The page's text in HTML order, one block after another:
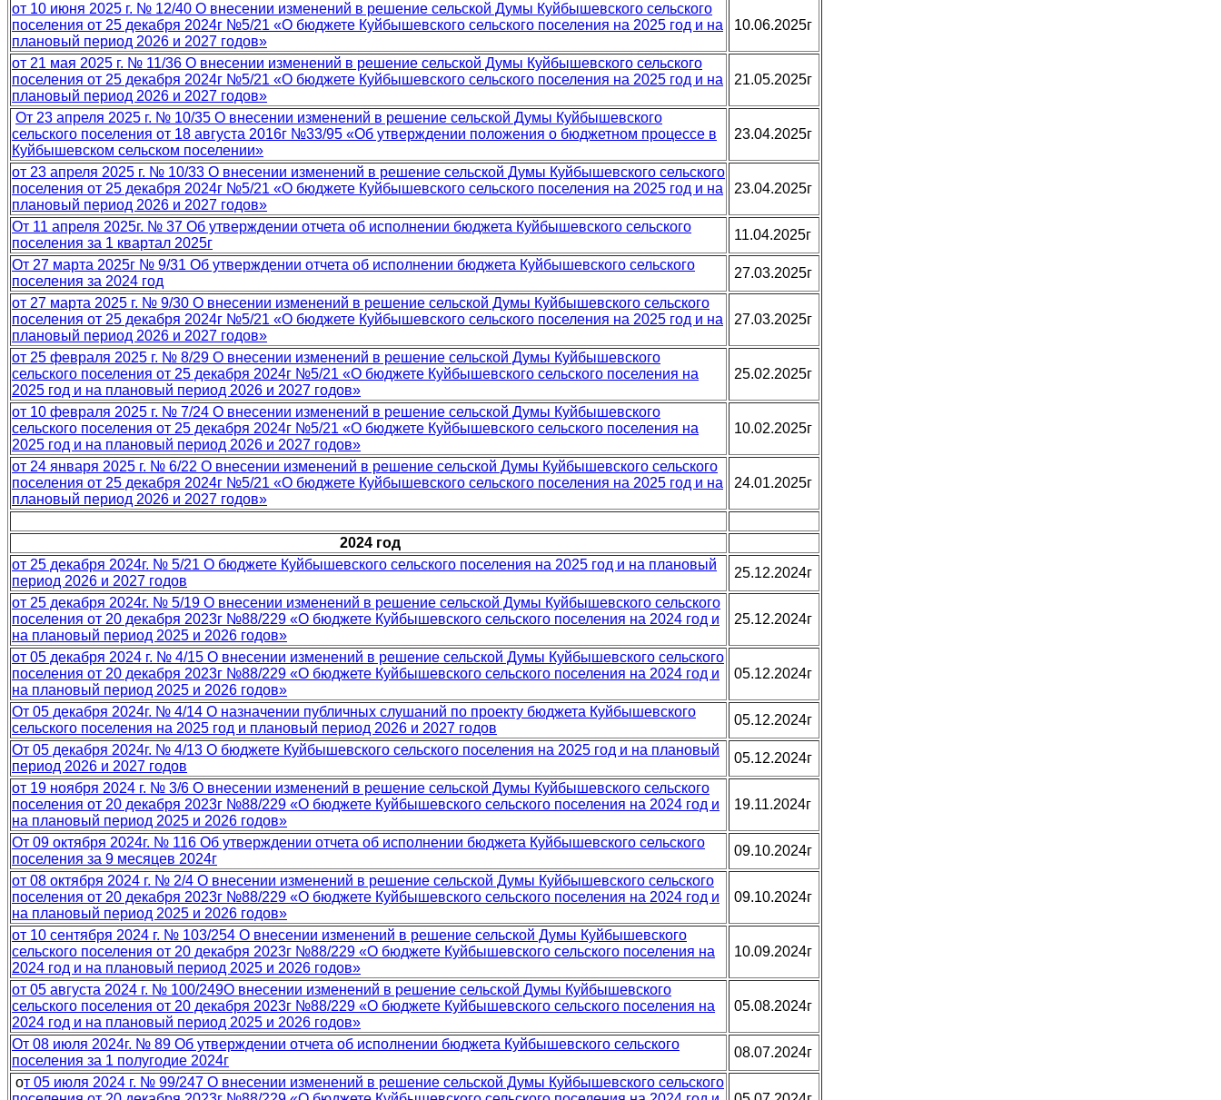
от 10 июня 2025 г. № 12/40 О внесении изменений в решение сельской Думы Куйбышевского сельского
поселения от 25 декабря 2024г №5/21 «О бюджете Куйбышевского сельского поселения на 2025 год и на
плановый период 2026 и 2027 годов»
10.06.2025г
от 21 мая 2025 г. № 11/36 О внесении изменений в решение сельской Думы Куйбышевского сельского
поселения от 25 декабря 2024г №5/21 «О бюджете Куйбышевского сельского поселения на 2025 год и на
плановый период 2026 и 2027 годов»
21.05.2025г
От 23 апреля 2025 г. № 10/35 О внесении изменений в решение сельской Думы Куйбышевского
сельского поселения от 18 августа 2016г №33/95 «Об утверждении положения о бюджетном процессе в
Куйбышевском сельском поселении»
23.04.2025г
от 23 апреля 2025 г. № 10/33 О внесении изменений в решение сельской Думы Куйбышевского сельского
поселения от 25 декабря 2024г №5/21 «О бюджете Куйбышевского сельского поселения на 2025 год и на
плановый период 2026 и 2027 годов»
23.04.2025г
От 11 апреля 2025г. № 37 Об утверждении отчета об исполнении бюджета Куйбышевского сельского
поселения за 1 квартал 2025г
11.04.2025г
От 27 марта 2025г № 9/31 Об утверждении отчета об исполнении бюджета Куйбышевского сельского
поселения за 2024 год
27.03.2025г
от 27 марта 2025 г. № 9/30 О внесении изменений в решение сельской Думы Куйбышевского сельского
поселения от 25 декабря 2024г №5/21 «О бюджете Куйбышевского сельского поселения на 2025 год и на
плановый период 2026 и 2027 годов»
27.03.2025г
от 25 февраля 2025 г. № 8/29 О внесении изменений в решение сельской Думы Куйбышевского
сельского поселения от 25 декабря 2024г №5/21 «О бюджете Куйбышевского сельского поселения на
2025 год и на плановый период 2026 и 2027 годов»
25.02.2025г
от 10 февраля 2025 г. № 7/24 О внесении изменений в решение сельской Думы Куйбышевского
сельского поселения от 25 декабря 2024г №5/21 «О бюджете Куйбышевского сельского поселения на
2025 год и на плановый период 2026 и 2027 годов»
10.02.2025г
от 24 января 2025 г. № 6/22 О внесении изменений в решение сельской Думы Куйбышевского сельского
поселения от 25 декабря 2024г №5/21 «О бюджете Куйбышевского сельского поселения на 2025 год и на
плановый период 2026 и 2027 годов»
24.01.2025г
2024 год
от 25 декабря 2024г. № 5/21 О бюджете Куйбышевского сельского поселения на 2025 год и на плановый
период 2026 и 2027 годов
25.12.2024г
от 25 декабря 2024г. № 5/19 О внесении изменений в решение сельской Думы Куйбышевского сельского
поселения от 20 декабря 2023г №88/229 «О бюджете Куйбышевского сельского поселения на 2024 год и
на плановый период 2025 и 2026 годов»
25.12.2024г
от 05 декабря 2024 г. № 4/15 О внесении изменений в решение сельской Думы Куйбышевского сельского
поселения от 20 декабря 2023г №88/229 «О бюджете Куйбышевского сельского поселения на 2024 год и
на плановый период 2025 и 2026 годов»
05.12.2024г
От 05 декабря 2024г. № 4/14 О назначении публичных слушаний по проекту бюджета Куйбышевского
сельского поселения на 2025 год и плановый период 2026 и 2027 годов
05.12.2024г
От 05 декабря 2024г. № 4/13 О бюджете Куйбышевского сельского поселения на 2025 год и на плановый
период 2026 и 2027 годов
05.12.2024г
от 19 ноября 2024 г. № 3/6 О внесении изменений в решение сельской Думы Куйбышевского сельского
поселения от 20 декабря 2023г №88/229 «О бюджете Куйбышевского сельского поселения на 2024 год и
на плановый период 2025 и 2026 годов»
19.11.2024г
От 09 октября 2024г. № 116 Об утверждении отчета об исполнении бюджета Куйбышевского сельского
поселения за 9 месяцев 2024г
09.10.2024г
от 08 октября 2024 г. № 2/4 О внесении изменений в решение сельской Думы Куйбышевского сельского
поселения от 20 декабря 2023г №88/229 «О бюджете Куйбышевского сельского поселения на 2024 год и
на плановый период 2025 и 2026 годов»
09.10.2024г
от 10 сентября 2024 г. № 103/254 О внесении изменений в решение сельской Думы Куйбышевского
сельского поселения от 20 декабря 2023г №88/229 «О бюджете Куйбышевского сельского поселения на
2024 год и на плановый период 2025 и 2026 годов»
10.09.2024г
от 05 августа 2024 г. № 100/249О внесении изменений в решение сельской Думы Куйбышевского
сельского поселения от 20 декабря 2023г №88/229 «О бюджете Куйбышевского сельского поселения на
2024 год и на плановый период 2025 и 2026 годов»
05.08.2024г
От 08 июля 2024г. № 89 Об утверждении отчета об исполнении бюджета Куйбышевского сельского
поселения за 1 полугодие 2024г
08.07.2024г
от 05 июля 2024 г. № 99/247 О внесении изменений в решение сельской Думы Куйбышевского сельского